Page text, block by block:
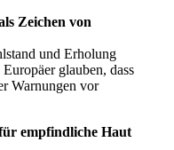
Zeichen von
und Erholung
glauben, dass
Warnungen vor
empfindliche Haut